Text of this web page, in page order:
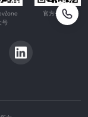
官方公众号